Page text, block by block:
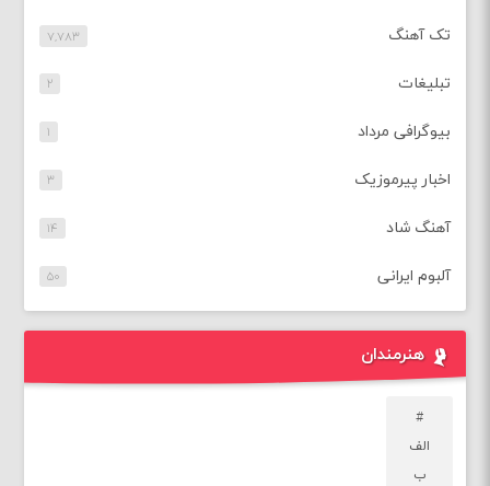
تک آهنگ ۷,۷۸۳
تبلیغات ۲
بیوگرافی مرداد ۱
اخبار پیرموزیک ۳
آهنگ شاد ۱۴
آلبوم ایرانی ۵۰
هنرمندان
#
الف
ب